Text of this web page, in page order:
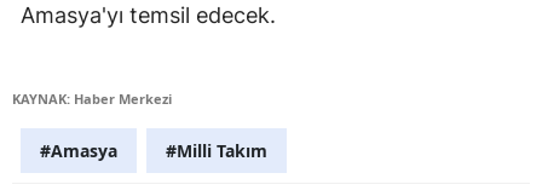
Amasya'yı temsil edecek.
KAYNAK: Haber Merkezi
#Amasya #Milli Takım